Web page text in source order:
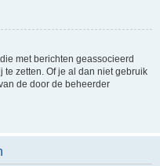
met berichten geassocieerd
te zetten. Of je al dan niet gebruik
de door de beheerder